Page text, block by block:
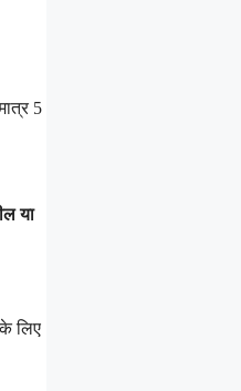
5
या
लिए